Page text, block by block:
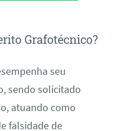
Grafotécnico?
seu
sendo solicitado
atuando como
falsidade de